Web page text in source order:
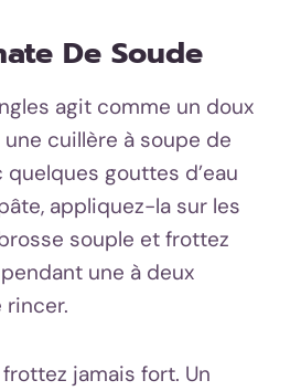
De Soude
agit comme un doux
une cuillère à soupe de
gouttes d’eau
appliquez-la sur les
souple et frottez
pendant une à deux
rincer.
jamais fort. Un